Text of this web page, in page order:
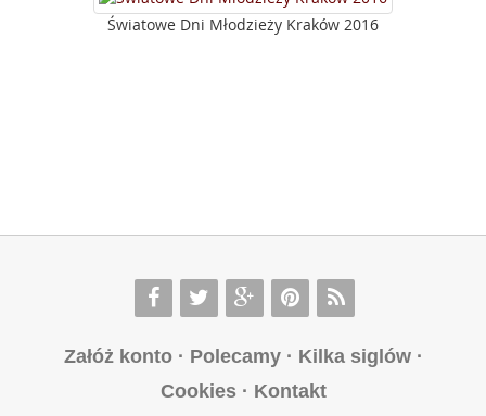
Światowe Dni Młodzieży Kraków 2016
Załóż konto· Polecamy· Kilka siglów·
Cookies· Kontakt